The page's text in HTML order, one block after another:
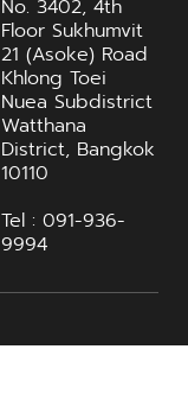
No. 3402, 4th
Floor Sukhumvit
21 (Asoke) Road
Khlong Toei
Nuea Subdistrict
Watthana
District, Bangkok
10110
Tel : 091-936-
9994